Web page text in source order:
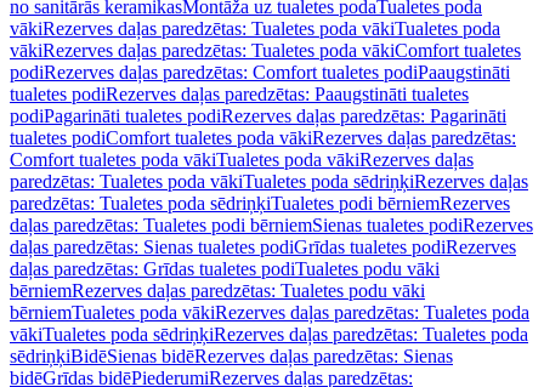
no sanitārās keramikasMontāža uz tualetes podaTualetes poda
vākiRezerves daļas paredzētas: Tualetes poda vākiTualetes poda
vākiRezerves daļas paredzētas: Tualetes poda vākiComfort tualetes
podiRezerves daļas paredzētas: Comfort tualetes podiPaaugstināti
tualetes podiRezerves daļas paredzētas: Paaugstināti tualetes
podiPagarināti tualetes podiRezerves daļas paredzētas: Pagarināti
tualetes podiComfort tualetes poda vākiRezerves daļas paredzētas:
Comfort tualetes poda vākiTualetes poda vākiRezerves daļas
paredzētas: Tualetes poda vākiTualetes poda sēdriņķiRezerves daļas
paredzētas: Tualetes poda sēdriņķiTualetes podi bērniemRezerves
daļas paredzētas: Tualetes podi bērniemSienas tualetes podiRezerves
daļas paredzētas: Sienas tualetes podiGrīdas tualetes podiRezerves
daļas paredzētas: Grīdas tualetes podiTualetes podu vāki
bērniemRezerves daļas paredzētas: Tualetes podu vāki
bērniemTualetes poda vākiRezerves daļas paredzētas: Tualetes poda
vākiTualetes poda sēdriņķiRezerves daļas paredzētas: Tualetes poda
sēdriņķiBidēSienas bidēRezerves daļas paredzētas: Sienas
bidēGrīdas bidēPiederumiRezerves daļas paredzētas: